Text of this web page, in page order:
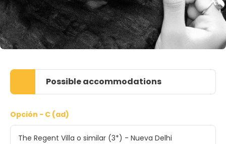
Possible accommodations
Opción - C (ad)
The Regent Villa o similar (3*) - Nueva Delhi